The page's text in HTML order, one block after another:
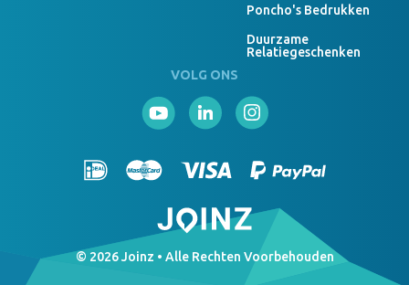
Poncho's Bedrukken
Duurzame
Relatiegeschenken
VOLG ONS
© 2026 Joinz • Alle Rechten Voorbehouden